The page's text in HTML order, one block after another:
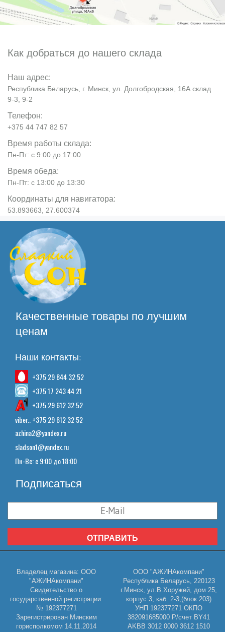
Как добраться до нашего склада
Наш адрес:
Республика Беларусь, г. Минск, ул. Долгобродская, 16А склад
9-3, 9-2
Телефон:
+375 44 747 82 57
Время работы склада:
Пн-Пт: с 9:00 до 17:00
Время обеда:
Пн-Пт: с 13:00 до 13:30
Координаты для навигатора:
53.893663, 27.600374
Качественные товары по лучшим
ценам
Наши контакты:
+375 29 844 32 52
+375 17 243 44 21
+375 29 612 32 52
viber.. +375 29 612 32 52
azhina2@yandex.ru
sladson1@yandex.ru
Пн-Вс: с 9:00 до 18:00
Подписаться
ОТПРАВИТЬ
Владелец магазина: ООО
"АЖИНАкомпани"
Свидетельство о
государственной регистрации:
№ 192377271
Зарегистрирован Минским
горисполкомом 14.11.2014
ООО "АЖИНАкомпани"
Республика Беларусь, 220123
г.Минск, ул.В.Хоружей, дом 25,
корпус 3, каб. 2-3,(блок 203)
УНП 192377271 ОКПО
382091685000 Р/счет BY41
AKBB 3012 0000 3612 1510